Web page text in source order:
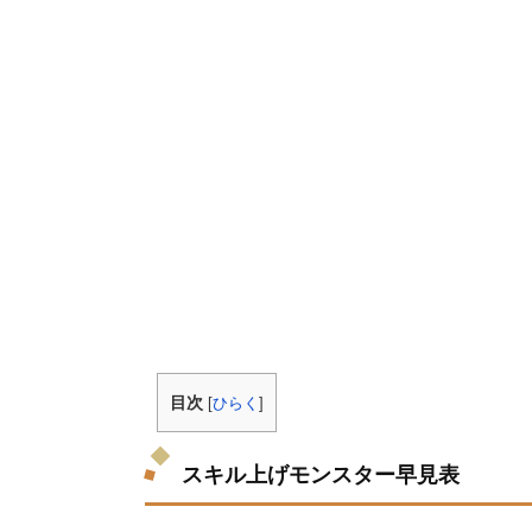
目次 [ひらく ]
スキル上げモンスター早見表